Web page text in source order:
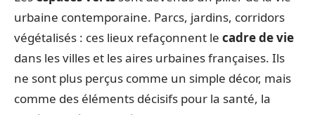
urbaine contemporaine. Parcs, jardins, corridors
végétalisés : ces lieux refaçonnent le cadre de vie
dans les villes et les aires urbaines françaises. Ils
ne sont plus perçus comme un simple décor, mais
comme des éléments décisifs pour la santé, la